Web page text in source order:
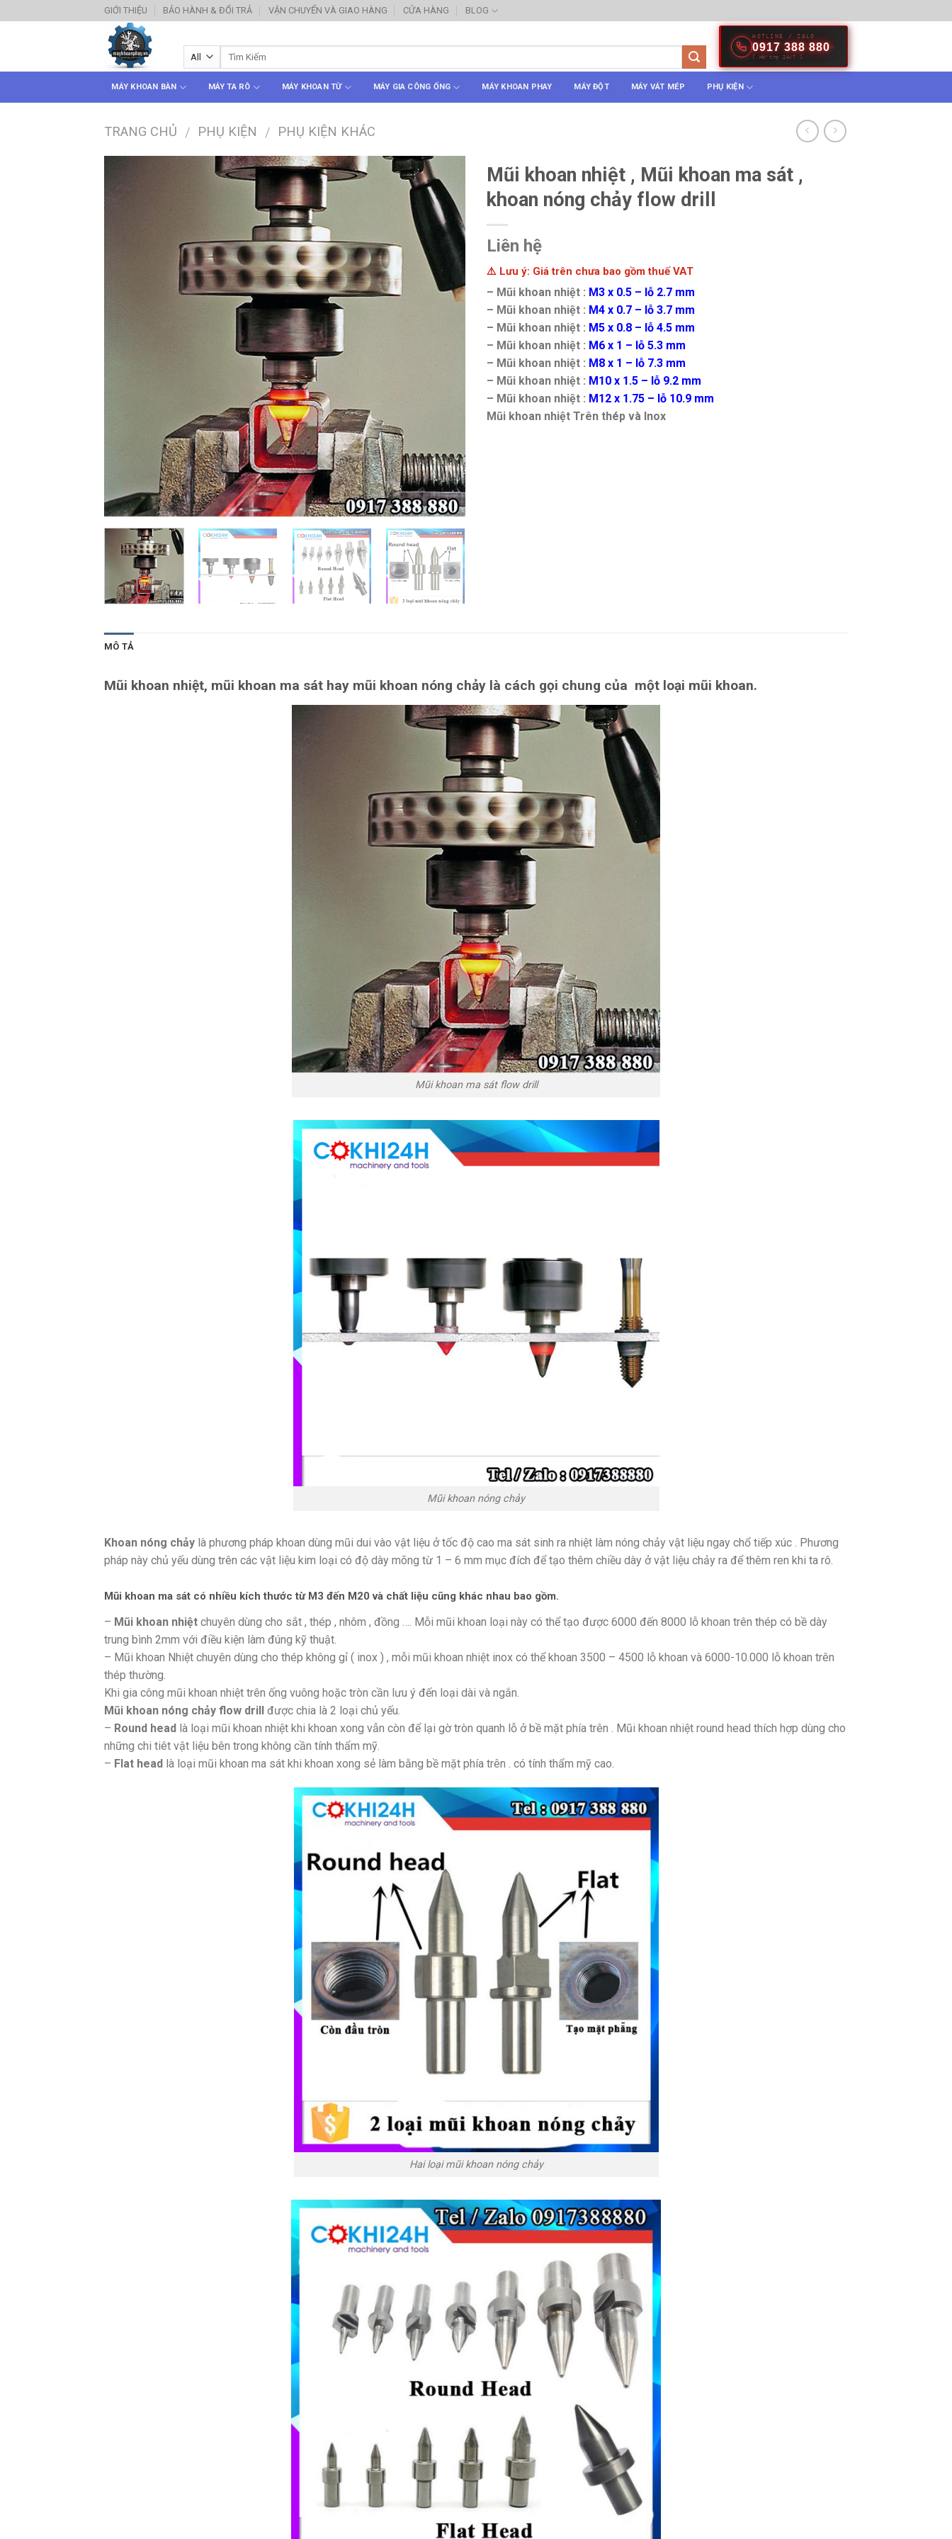
to
GIỚI THIỆU BẢO HÀNH & ĐỔI TRẢ VẬN CHUYỂN VÀ GIAO HÀNG CỬA HÀNG BLOG
HOTLINE / ZALO
0917 388 880
[ Hỗ trợ 24/7 ]
MÁY KHOAN BÀN MÁY TA RÔ MÁY KHOAN TỪ MÁY GIA CÔNG ỐNG MÁY KHOAN PHAY MÁY ĐỘT MÁY VÁT MÉP PHỤ KIỆN
TRANG CHỦ / PHỤ KIỆN / PHỤ KIỆN KHÁC
Mũi khoan nhiệt , Mũi khoan ma sát ,
khoan nóng chảy flow drill
Liên hệ
⚠️ Lưu ý: Giá trên chưa bao gồm thuế VAT
– Mũi khoan nhiệt : M3 x 0.5 – lỗ 2.7 mm
– Mũi khoan nhiệt : M4 x 0.7 – lỗ 3.7 mm
– Mũi khoan nhiệt : M5 x 0.8 – lỗ 4.5 mm
– Mũi khoan nhiệt : M6 x 1 – lỗ 5.3 mm
– Mũi khoan nhiệt : M8 x 1 – lỗ 7.3 mm
– Mũi khoan nhiệt : M10 x 1.5 – lỗ 9.2 mm
– Mũi khoan nhiệt : M12 x 1.75 – lỗ 10.9 mm
Mũi khoan nhiệt Trên thép và Inox
MÔ TẢ
Mũi khoan nhiệt, mũi khoan ma sát hay mũi khoan nóng chảy là cách gọi chung của một loại mũi khoan.
Mũi khoan ma sát flow drill
Mũi khoan nóng chảy
Khoan nóng chảy là phương pháp khoan dùng mũi dui vào vật liệu ở tốc độ cao ma sát sinh ra nhiệt làm nóng chảy vật liệu ngay chổ tiếp xúc . Phương
pháp này chủ yếu dùng trên các vật liệu kim loại có độ dày mõng từ 1 – 6 mm mục đích để tạo thêm chiều dày ở vật liệu chảy ra để thêm ren khi ta rô.
Mũi khoan ma sát có nhiều kích thước từ M3 đến M20 và chất liệu cũng khác nhau bao gồm.
– Mũi khoan nhiệt chuyên dùng cho sắt , thép , nhôm , đồng …. Mỗi mũi khoan loại này có thể tạo được 6000 đến 8000 lỗ khoan trên thép có bề dày
trung bình 2mm với điều kiện làm đúng kỹ thuật.
– Mũi khoan Nhiệt chuyên dùng cho thép không gỉ ( inox ) , mỗi mũi khoan nhiệt inox có thể khoan 3500 – 4500 lỗ khoan và 6000-10.000 lỗ khoan trên
thép thường.
Khi gia công mũi khoan nhiệt trên ống vuông hoặc tròn cần lưu ý đến loại dài và ngắn.
Mũi khoan nóng chảy flow drill
được chia là 2 loại chủ yếu.
– Round head là loại mũi khoan nhiệt khi khoan xong vẫn còn để lại gờ tròn quanh lỗ ở bề mặt phía trên . Mũi khoan nhiệt round head thích hợp dùng cho
những chi tiêt vật liệu bên trong không cần tính thẩm mỹ.
– Flat head là loại mũi khoan ma sát khi khoan xong sẻ làm bằng bề mặt phía trên . có tính thẩm mỹ cao.
Hai loại mũi khoan nóng chảy